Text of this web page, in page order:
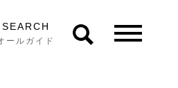
SEARCH
ールガイド